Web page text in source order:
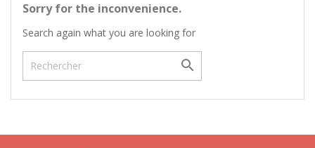
Sorry for the inconvenience.
Search again what you are looking for
